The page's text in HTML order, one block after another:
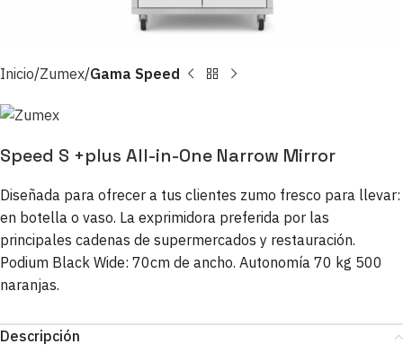
Inicio Zumex Gama Speed
Speed S +plus All-in-One Narrow Mirror
Diseñada para ofrecer a tus clientes zumo fresco para llevar:
en botella o vaso. La exprimidora preferida por las
principales cadenas de supermercados y restauración.
Podium Black Wide: 70cm de ancho. Autonomía 70 kg 500
naranjas.
Descripción